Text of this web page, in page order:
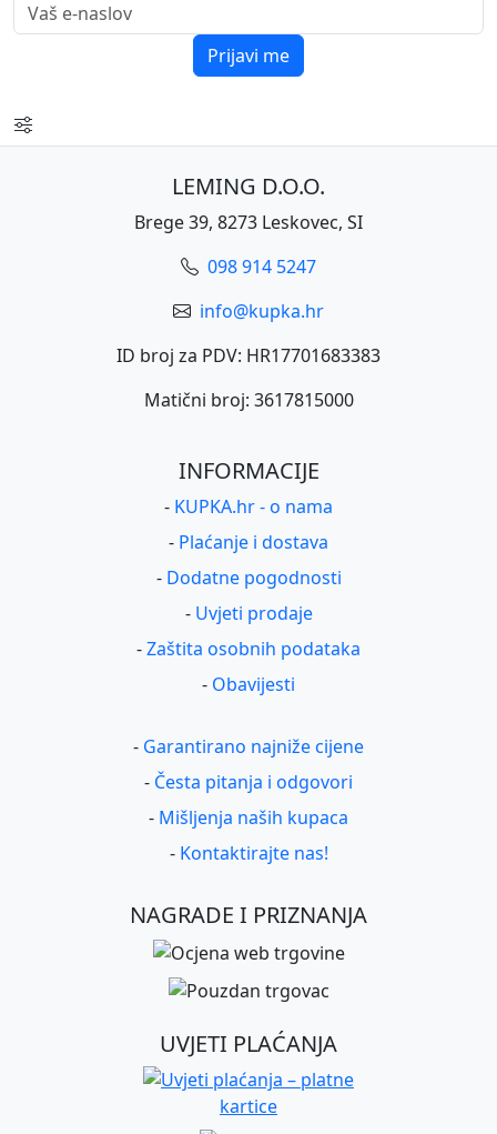
Prijavi me
LEMING D.O.O.
Brege 39, 8273 Leskovec, SI
098 914 5247
info@kupka.hr
ID broj za PDV: HR17701683383
Matični broj: 3617815000
INFORMACIJE
- KUPKA.hr - o nama
- Plaćanje i dostava
- Dodatne pogodnosti
- Uvjeti prodaje
-Zaštita osobnih podataka
- Obavijesti
- Garantirano najniže cijene
- Česta pitanja i odgovori
- Mišljenja naših kupaca
- Kontaktirajte nas!
NAGRADE I PRIZNANJA
UVJETI PLAĆANJA